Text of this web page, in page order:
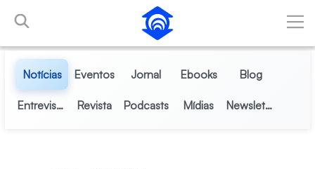
Pular para o Conteúdo principal
Notícias Eventos Jornal Ebooks Blog
Entrevistas Revista Podcasts Mídias Newsletter